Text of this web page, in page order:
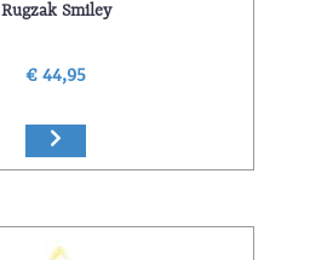
Rugzak Smiley
€ 44,95